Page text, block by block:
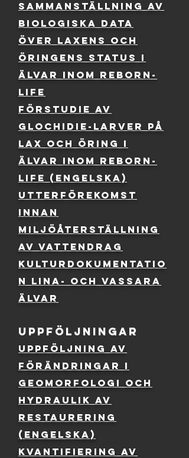
sammanställning av
biologiska data
över laxens och
öringens status i
älvar inom reborn-
life
förstudie av
glochidie-larver på
lax och öring i
älvar inom reborn-
life (engelska)
Utterförekomst
innan
miljöåterställning
av vattendrag
Kulturdokumentatio
n Lina- och Vassara
älvar
Uppföljningar
uppföljning av
förändringar i
geomorfologi och
hydraulik av
restaurering
(engelska)
Kvantifiering av